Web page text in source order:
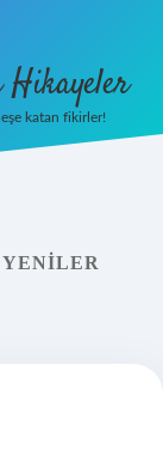
katan fikirler!